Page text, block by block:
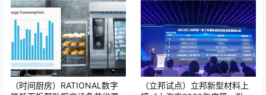
（时间厨房）RATIONAL数字
（立邦试点）立邦新型材料上